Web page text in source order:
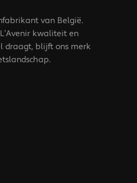
van België.
kwaliteit en
draagt, blijft ons merk